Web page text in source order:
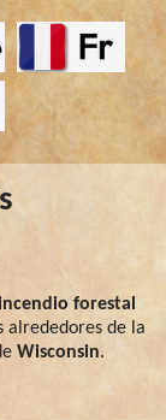
forestal
alrededores de la
Wisconsin.